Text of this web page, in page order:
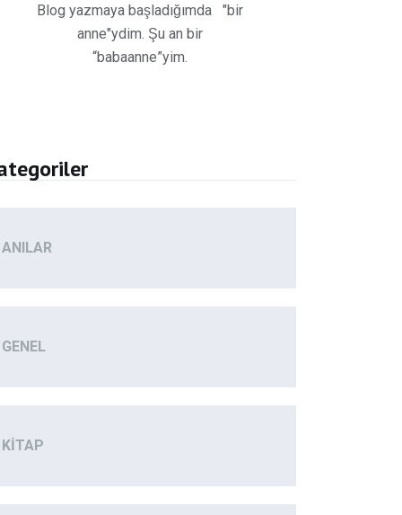
Blog yazmaya başladığımda "bir
anne"ydim. Şu an bir
“babaanne”yim.
ANILAR
GENEL
KITAP